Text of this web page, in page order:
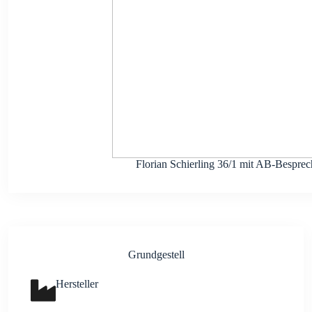
Flo­ri­an Schier­ling 36/1 mit AB-
Grund­ge­stell
Her­stel­ler